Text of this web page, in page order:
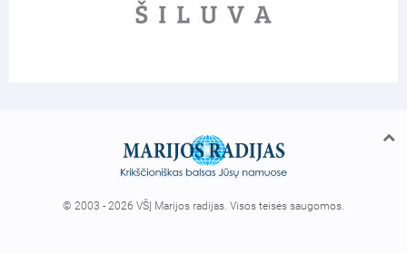
© 2003 - 2026 VŠĮ Marijos radijas. Visos teisės saugomos.